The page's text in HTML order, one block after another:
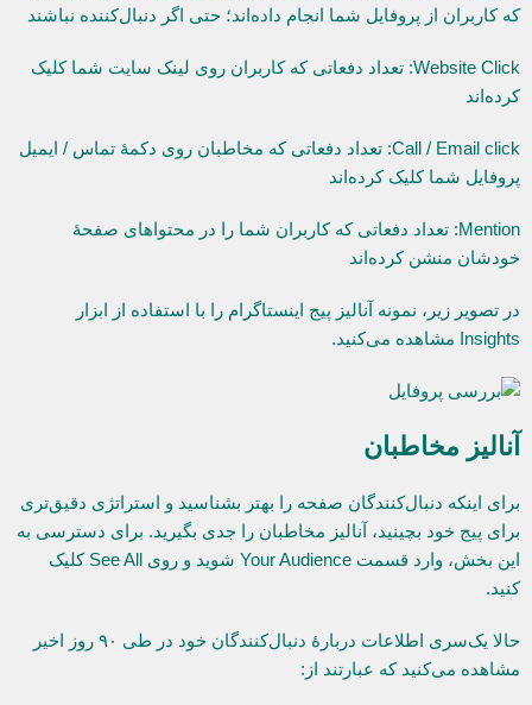
که کاربران از پروفایل شما انجام داده‌اند؛ حتی اگر دنبال‌کننده نباشند
Website Click: تعداد دفعاتی که کاربران روی لینک سایت شما کلیک
کرده‌اند
Call / Email click: تعداد دفعاتی که مخاطبان روی دکمۀ تماس / ایمیل
پروفایل شما کلیک کرده‌اند
Mention: تعداد دفعاتی که کاربران شما را در محتواهای صفحۀ
خودشان منشن کرده‌اند
در تصویر زیر، نمونه آنالیز پیج اینستاگرام را با استفاده از ابزار
Insights مشاهده می‌کنید.
آنالیز مخاطبان
برای اینکه دنبال‌کنندگان صفحه را بهتر بشناسید و استراتژی دقیق‌تری
برای پیج خود بچینید، آنالیز مخاطبان را جدی بگیرید. برای دسترسی به
این بخش، وارد قسمت Your Audience شوید و روی See All کلیک
کنید.
حالا یک‌سری اطلاعات دربارۀ دنبال‌کنندگان خود در طی ۹۰ روز اخیر
مشاهده می‌کنید که عبارتند از: